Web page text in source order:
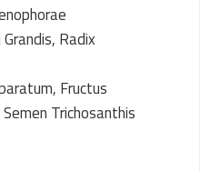
Radix
Fructus
Trichosanthis